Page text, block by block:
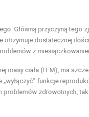
Główną przyczyną tego
otrzymuje dostatecznej
z
masy ciała (FFM), ma
funkcje
problemów zdrowotnych,